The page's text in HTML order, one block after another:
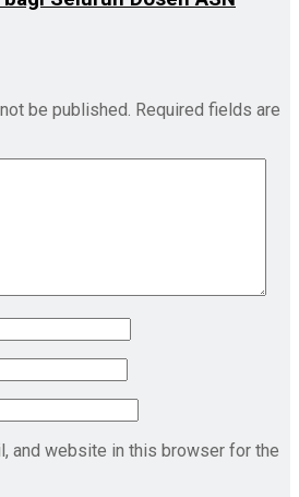
be published. Required fields are
and website in this browser for the